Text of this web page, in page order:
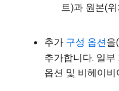
트)과 원본(
추가 구성 옵션을
추가합니다. 일
옵션 및 비헤이비